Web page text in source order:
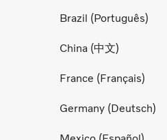
Brazil (Português)
China (中文)
France (Français)
Germany (Deutsch)